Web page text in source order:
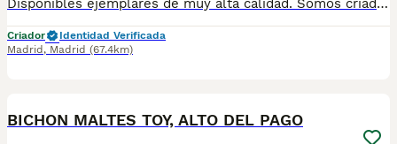
Disponibles ejemplares de muy alta calidad. Somos criadores con muchos años de experiencia en la raza, responsables y entregamos nuestros ejemplares con toda su documentación en regla Pedimos seriedad Contacto : 679 67 30 10 Web : altodelpago.es Instagram : @altodelpago
Criador
Identidad Verificada
Madrid , Madrid (67.4km)
BICHON MALTES TOY, ALTO DEL PAGO